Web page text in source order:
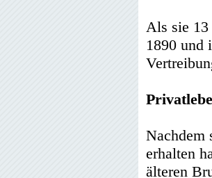
Als sie 13
1890 und
Nachdem
erhalten
älteren